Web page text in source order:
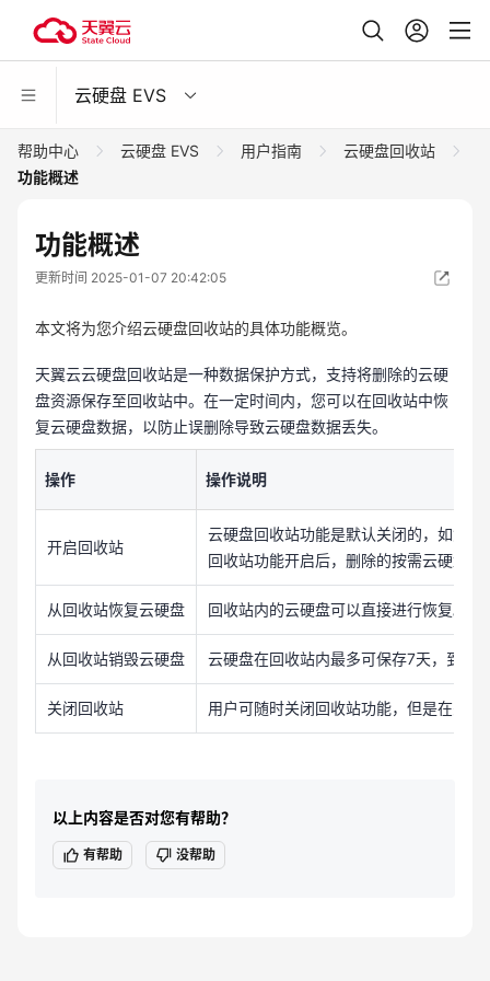
云硬盘 EVS
帮助中心 云硬盘 EVS 用户指南
云硬盘回收站
功能概述
功能概述
更新时间 2025-01-07 20:42:05
本文将为您介绍云硬盘回收站的具体功能概览。
天翼云云硬盘回收站是一种数据保护方式，支持将删除的云硬
盘资源保存至回收站中。在一定时间内，您可以在回收站中恢
复云硬盘数据，以防止误删除导致云硬盘数据丢失。
操作 操作说明
开启回收站
云硬盘回收站功能是默认关闭的，如您
回收站功能开启后，删除的按需云硬盘
从回收站恢复云硬盘 回收站内的云硬盘可以直接进行恢复。
从回收站销毁云硬盘 云硬盘在回收站内最多可保存7天，到期
关闭回收站 用户可随时关闭回收站功能，但是在关
以上内容是否对您有帮助？
有帮助 没帮助